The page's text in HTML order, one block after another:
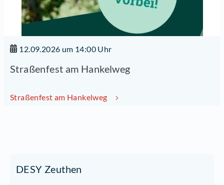
12.09.2026 um 14:00 Uhr
Straßenfest am Hankelweg
Straßenfest am Hankelweg
DESY Zeuthen